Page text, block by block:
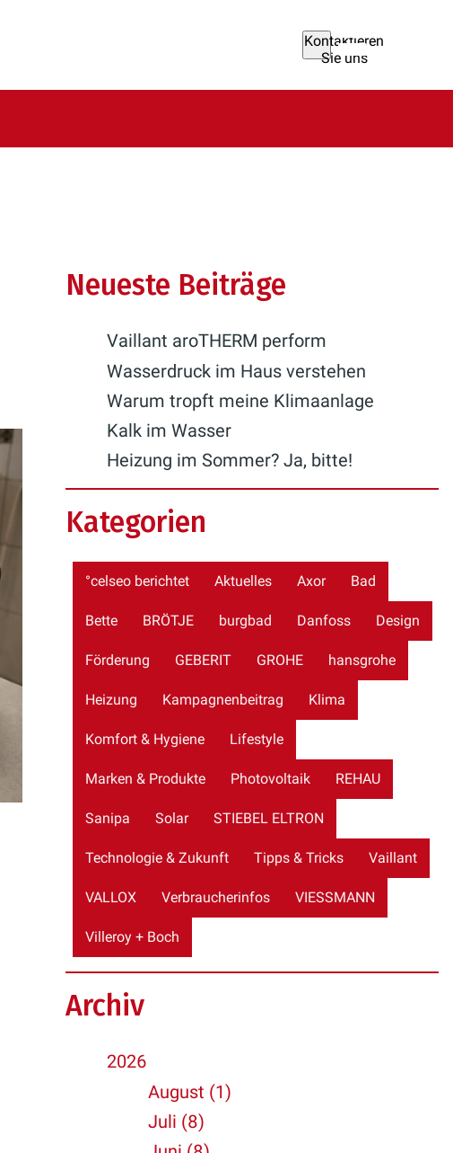
Kontaktieren
Sie uns
Neueste Beiträge
Vaillant aroTHERM perform
Wasserdruck im Haus verstehen
Warum tropft meine Klimaanlage
Kalk im Wasser
Heizung im Sommer? Ja, bitte!
Kategorien
°celseo berichtet Aktuelles Axor Bad
Bette BRÖTJE burgbad Danfoss Design
Förderung GEBERIT GROHE hansgrohe
Heizung Kampagnenbeitrag Klima
Komfort & Hygiene Lifestyle
Marken & Produkte Photovoltaik REHAU
Sanipa Solar STIEBEL ELTRON
Technologie & Zukunft Tipps & Tricks Vaillant
VALLOX Verbraucherinfos VIESSMANN
Villeroy + Boch
Archiv
2026
August (1)
Juli (8)